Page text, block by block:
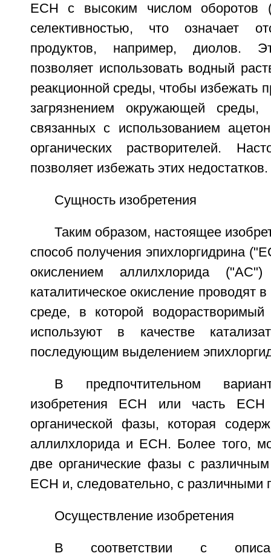
ЕСН с высоким числом оборотов
селективностью, что означает
продуктов, например, диолов.
позволяет использовать водный
реакционной среды, чтобы избежать
загрязнением окружающей
связанных с использованием
органических растворителей.
позволяет избежать этих недостатков.
Сущность изобретения
Таким образом, настоящее
способ получения эпихлоргидрина
окислением аллилхлорида
каталитическое окисление проводят
среде, в которой водорастворимый
используют в качестве
последующим выделением
В предпочтительном
изобретения ЕСН или часть
органической фазы, которая
аллилхлорида и ЕСН. Более того,
две органические фазы с
ЕСН и, следовательно, с различными
Осуществление изобретения
В соответствии с